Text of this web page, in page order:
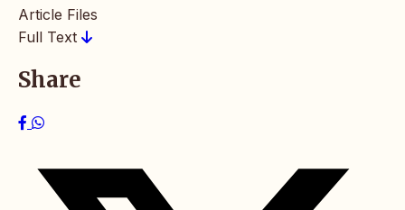
Article Files
Full Text
Share